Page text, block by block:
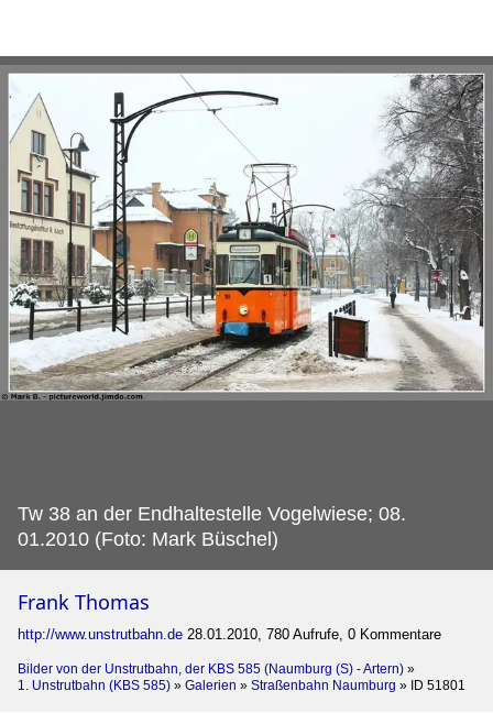
Tw 38 an der Endhaltestelle Vogelwiese; 08.
01.2010 (Foto: Mark Büschel)
Frank Thomas
http://www.unstrutbahn.de 28.01.2010, 780 Aufrufe, 0 Kommentare
Bilder von der Unstrutbahn, der KBS 585 (Naumburg (S) - Artern) »
1. Unstrutbahn (KBS 585) » Galerien » Straßenbahn Naumburg » ID 51801